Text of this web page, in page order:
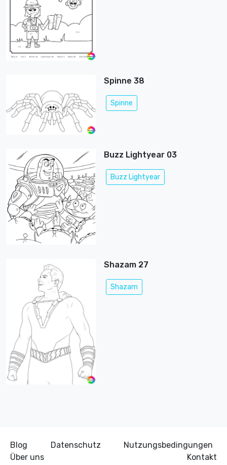
Spinne 38
Spinne
Buzz Lightyear 03
Buzz Lightyear
Shazam 27
Shazam
Blog Datenschutz
Nutzungsbedingungen
Über uns
Kontakt